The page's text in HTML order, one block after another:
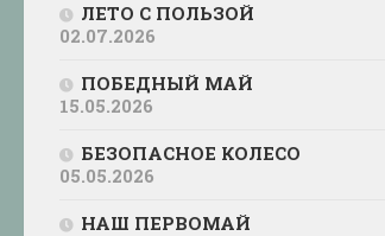
ЛЕТО С ПОЛЬЗОЙ
02.07.2026
ПОБЕДНЫЙ МАЙ
15.05.2026
БЕЗОПАСНОЕ КОЛЕСО
05.05.2026
НАШ ПЕРВОМАЙ